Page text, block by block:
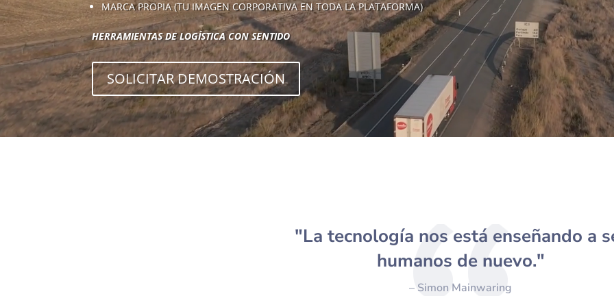
MARCA PROPIA (TU IMAGEN CORPORATIVA EN TODA LA PLATAFORMA)
HERRAMIENTAS DE LOGÍSTICA CON SENTIDO
SOLICITAR DEMOSTRACIÓN
"La tecnología nos está enseñando a
humanos de nuevo."
– Simon Mainwaring